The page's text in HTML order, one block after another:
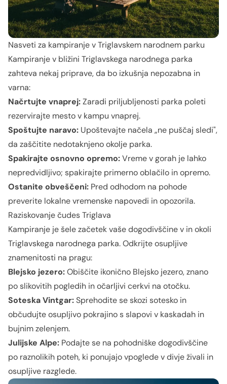
Nasveti za kampiranje v Triglavskem narodnem parku
Kampiranje v bližini Triglavskega narodnega parka
zahteva nekaj priprave, da bo izkušnja nepozabna in
varna:
Načrtujte vnaprej:Zaradi priljubljenosti parka poleti
rezervirajte mesto v kampu vnaprej.
Spoštujte naravo: Upoštevajte načela „ne puščaj sledi",
da zaščitite nedotaknjeno okolje parka.
Spakirajte osnovno opremo:Vreme v gorah je lahko
nepredvidljivo; spakirajte primerno oblačilo in opremo.
Ostanite obveščeni: Pred odhodom na pohode
preverite lokalne vremenske napovedi in opozorila.
Raziskovanje čudes Triglava
Kampiranje je šele začetek vaše dogodivščine v in okoli
Triglavskega narodnega parka. Odkrijte osupljive
znamenitosti na pragu:
Blejsko jezero:Obiščite ikonično Blejsko jezero, znano
po slikovitih pogledih in očarljivi cerkvi na otočku.
Soteska Vintgar:Sprehodite se skozi sotesko in
občudujte osupljivo pokrajino s slapovi v kaskadah in
bujnim zelenjem.
Julijske Alpe: Podajte se na pohodniške dogodivščine
po raznolikih poteh, ki ponujajo vpoglede v divje živali in
osupljive razglede.